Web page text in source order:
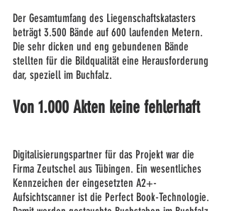
Der Gesamtumfang des Liegenschaftskatasters
beträgt 3.500 Bände auf 600 laufenden Metern.
Die sehr dicken und eng gebundenen Bände
stellten für die Bildqualität eine Herausforderung
dar, speziell im Buchfalz.
Von 1.000 Akten keine fehlerhaft
Digitalisierungspartner für das Projekt war die
Firma Zeutschel aus Tübingen. Ein wesentliches
Kennzeichen der eingesetzten A2+-
Aufsichtscanner ist die Perfect Book-Technologie.